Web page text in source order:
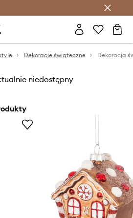
z Answear Club >
Dekoracje świąteczne Dekoracja
niedostępny